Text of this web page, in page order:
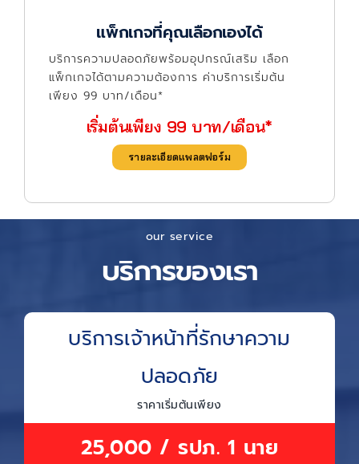
แพ็กเกจที่คุณเลือกเองได้
บริการความปลอดภัยพร้อมอุปกรณ์เสริม เลือก
แพ็กเกจได้ตามความต้องการ ค่าบริการเริ่มต้น
เพียง 99 บาท/เดือน*
เริ่มต้นเพียง 99 บาท/เดือน*
รายละเอียดแพลตฟอร์ม
our service
บริการของเรา
บริการเจ้าหน้าที่รักษาความ
ปลอดภัย
ราคาเริ่มต้นเพียง
25,000 / รปภ. 1 นาย